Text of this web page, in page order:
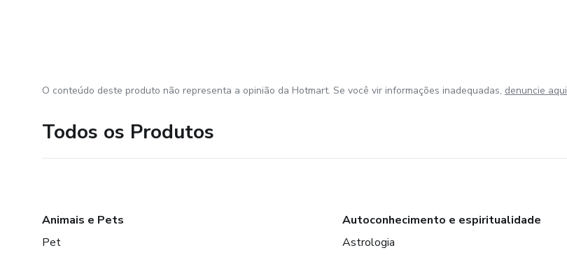
O conteúdo deste produto não representa a opinião da Hotmart. Se você vir informações inadequadas, denuncie aqui
Todos os Produtos
Animais e Pets
Pet
Autoconhecimento e espiritualidade
Astrologia